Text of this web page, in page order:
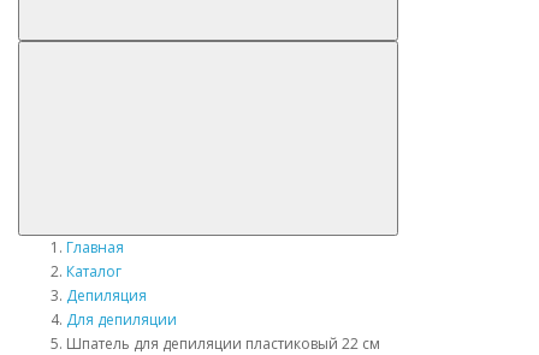
Главная
Каталог
Депиляция
Для депиляции
Шпатель для депиляции пластиковый 22 см